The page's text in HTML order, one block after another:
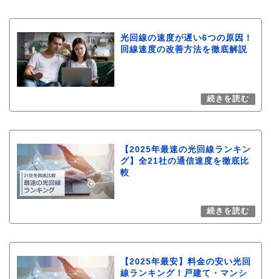
光回線の速度が遅い6つの原因！
回線速度の改善方法を徹底解説
【2025年最速の光回線ランキン
グ】全21社の通信速度を徹底比
較
【2025年最安】料金の安い光回
線ランキング！戸建て・マンシ